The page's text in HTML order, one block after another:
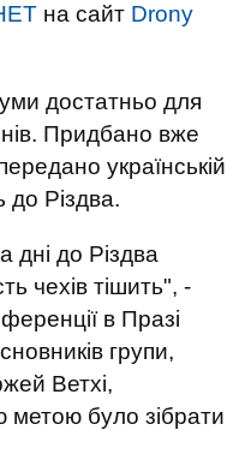
на сайт Drony
достатньо для
Придбано вже
українській
до Різдва.
дні до Різдва
чехів тішить", -
в Празі
групи,
Ветхі,
було зібрати